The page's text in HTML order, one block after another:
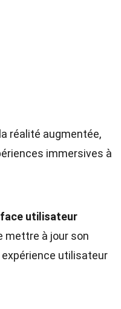
réalité augmentée,
immersives à
utilisateur
mettre à jour son
utilisateur